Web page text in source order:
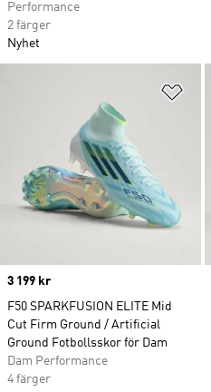
Performance
2 färger
Nyhet
Price
3 199 kr
F50 SPARKFUSION ELITE Mid
Cut Firm Ground / Artificial
Ground Fotbollsskor för Dam
Dam Performance
4 färger